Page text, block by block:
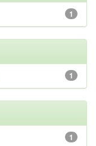
1
1
1